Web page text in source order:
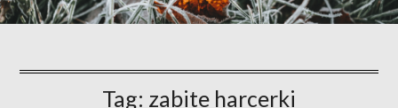
Tag: zabite harcerki